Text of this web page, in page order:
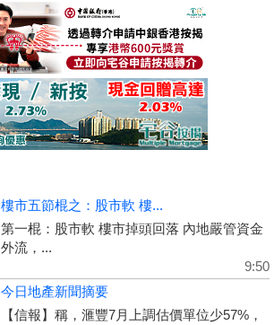
樓市五節棍之：股市軟 樓...
第一棍：股市軟 樓市掉頭回落 內地嚴管資金
外流，...
9:50
今日地產新聞摘要
【信報】稱，滙豐7月上調估價單位少57%，